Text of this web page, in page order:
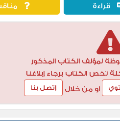
قراءة
لمؤلف الكتاب المذكور
تخص الكتاب برجاء إبلاغنا
او من خلال إتصل بنا